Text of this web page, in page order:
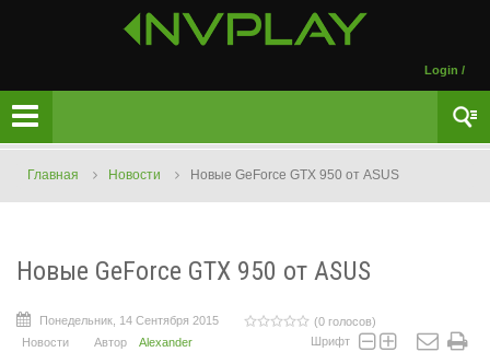
Login /
Главная Новости Новые GeForce GTX 950 от ASUS
Новые GeForce GTX 950 от ASUS
Понедельник, 14 Сентября 2015
(0 голосов)
Новости
Автор Alexander Шрифт